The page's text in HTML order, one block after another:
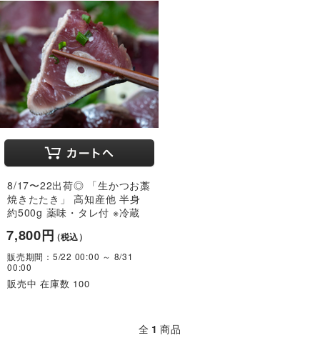
8/17〜22出荷◎ 「生かつお藁
焼きたたき」 高知産他 半身
約500g 薬味・タレ付 ※冷蔵
7,800円（税込）
販売期間：5/22 00:00 ～ 8/31
00:00
販売中 在庫数 100
全 1 商品